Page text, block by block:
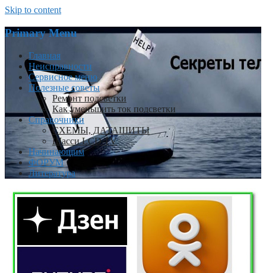
Skip to content
Primary Menu
Главная
Неисправности
Сервисное меню
Полезные советы
Ремонт подсветки
Как уменьшить ток подсветки
Справочники
СХЕМЫ, ДАТАШИТЫ
Шасси LCD TV
Начинающим
ФОРУМ
Литература